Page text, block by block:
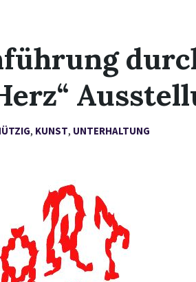
, KUNST, UNTERHALTUNG